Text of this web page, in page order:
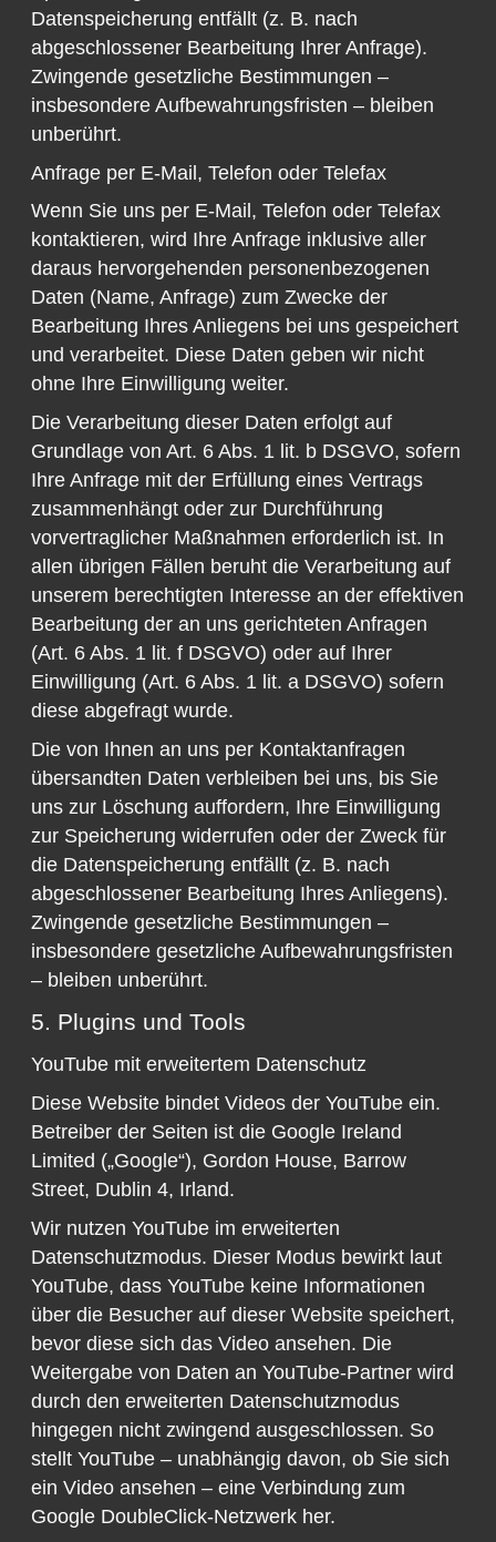
Datenspeicherung entfällt (z. B. nach
abgeschlossener Bearbeitung Ihrer Anfrage).
Zwingende gesetzliche Bestimmungen –
insbesondere Aufbewahrungsfristen – bleiben
unberührt.
Anfrage per E-Mail, Telefon oder Telefax
Wenn Sie uns per E-Mail, Telefon oder Telefax
kontaktieren, wird Ihre Anfrage inklusive aller
daraus hervorgehenden personenbezogenen
Daten (Name, Anfrage) zum Zwecke der
Bearbeitung Ihres Anliegens bei uns gespeichert
und verarbeitet. Diese Daten geben wir nicht
ohne Ihre Einwilligung weiter.
Die Verarbeitung dieser Daten erfolgt auf
Grundlage von Art. 6 Abs. 1 lit. b DSGVO, sofern
Ihre Anfrage mit der Erfüllung eines Vertrags
zusammenhängt oder zur Durchführung
vorvertraglicher Maßnahmen erforderlich ist. In
allen übrigen Fällen beruht die Verarbeitung auf
unserem berechtigten Interesse an der effektiven
Bearbeitung der an uns gerichteten Anfragen
(Art. 6 Abs. 1 lit. f DSGVO) oder auf Ihrer
Einwilligung (Art. 6 Abs. 1 lit. a DSGVO) sofern
diese abgefragt wurde.
Die von Ihnen an uns per Kontaktanfragen
übersandten Daten verbleiben bei uns, bis Sie
uns zur Löschung auffordern, Ihre Einwilligung
zur Speicherung widerrufen oder der Zweck für
die Datenspeicherung entfällt (z. B. nach
abgeschlossener Bearbeitung Ihres Anliegens).
Zwingende gesetzliche Bestimmungen –
insbesondere gesetzliche Aufbewahrungsfristen
– bleiben unberührt.
5. Plugins und Tools
YouTube mit erweitertem Datenschutz
Diese Website bindet Videos der YouTube ein.
Betreiber der Seiten ist die Google Ireland
Limited („Google“), Gordon House, Barrow
Street, Dublin 4, Irland.
Wir nutzen YouTube im erweiterten
Datenschutzmodus. Dieser Modus bewirkt laut
YouTube, dass YouTube keine Informationen
über die Besucher auf dieser Website speichert,
bevor diese sich das Video ansehen. Die
Weitergabe von Daten an YouTube-Partner wird
durch den erweiterten Datenschutzmodus
hingegen nicht zwingend ausgeschlossen. So
stellt YouTube – unabhängig davon, ob Sie sich
ein Video ansehen – eine Verbindung zum
Google DoubleClick-Netzwerk her.